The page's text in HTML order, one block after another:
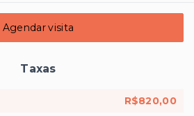
Agendar visita
Taxas
R$820,00